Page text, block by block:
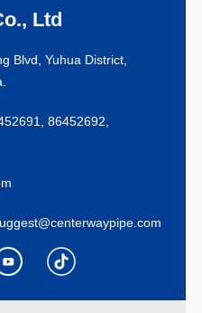
Ltd
Blvd, Yuhua District,
86452692,